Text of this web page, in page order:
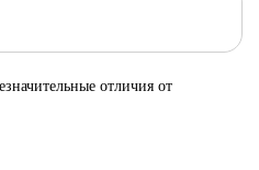
отличия от